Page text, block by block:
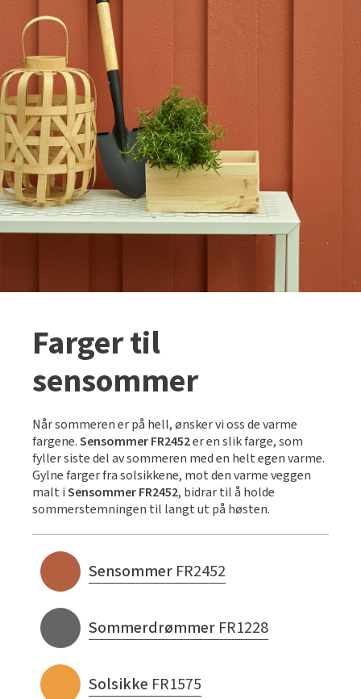
Farger til
sensommer
Når sommeren er på hell, ønsker vi oss de varme
fargene.Sensommer FR2452er en slik farge, som
fyller siste del av sommeren med en helt egen varme.
Gylne farger fra solsikkene, mot den varme veggen
malt iSensommer FR2452, bidrar til å holde
sommerstemningen til langt ut på høsten.
Sensommer FR2452
Sommerdrømmer FR1228
Solsikke FR1575